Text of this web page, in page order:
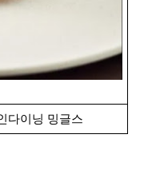
다이닝 밍글스